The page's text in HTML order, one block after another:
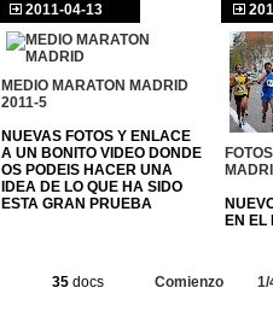
2011-04-13
MEDIO MARATON MADRID
2011-5
NUEVAS FOTOS Y ENLACE
A UN BONITO VIDEO DONDE
OS PODEIS HACER UNA
IDEA DE LO QUE HA SIDO
ESTA GRAN PRUEBA
EN EL
35 docs Comienzo 1/